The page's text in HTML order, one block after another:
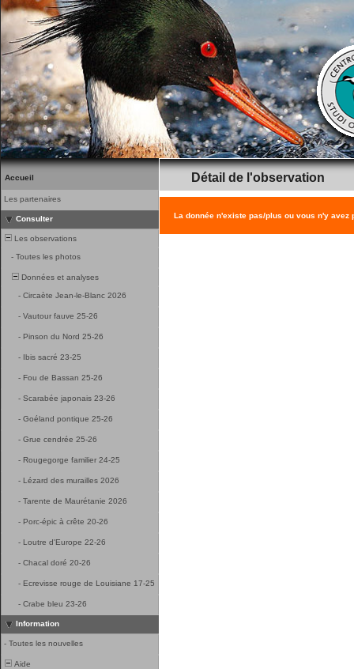
Accueil
Les partenaires
Consulter
Les observations
- Toutes les photos
Données et analyses
- Circaète Jean-le-Blanc 2026
- Vautour fauve 25-26
- Pinson du Nord 25-26
- Ibis sacré 23-25
- Fou de Bassan 25-26
- Scarabée japonais 23-26
- Goéland pontique 25-26
- Grue cendrée 25-26
- Rougegorge familier 24-25
- Lézard des murailles 2026
- Tarente de Maurétanie 2026
- Porc-épic à crête 20-26
- Loutre d'Europe 22-26
- Chacal doré 20-26
- Ecrevisse rouge de Louisiane 17-25
- Crabe bleu 23-26
Information
- Toutes les nouvelles
Aide
Détail de l'observation
La donnée n'existe pas/plus ou vous n'y avez